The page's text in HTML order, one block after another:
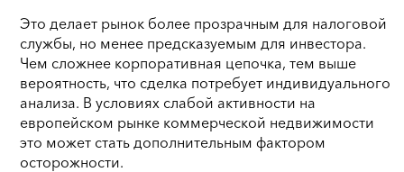
Это делает рынок более прозрачным для налоговой
службы, но менее предсказуемым для инвестора.
Чем сложнее корпоративная цепочка, тем выше
вероятность, что сделка потребует индивидуального
анализа. В условиях слабой активности на
европейском рынке коммерческой недвижимости
это может стать дополнительным фактором
осторожности.